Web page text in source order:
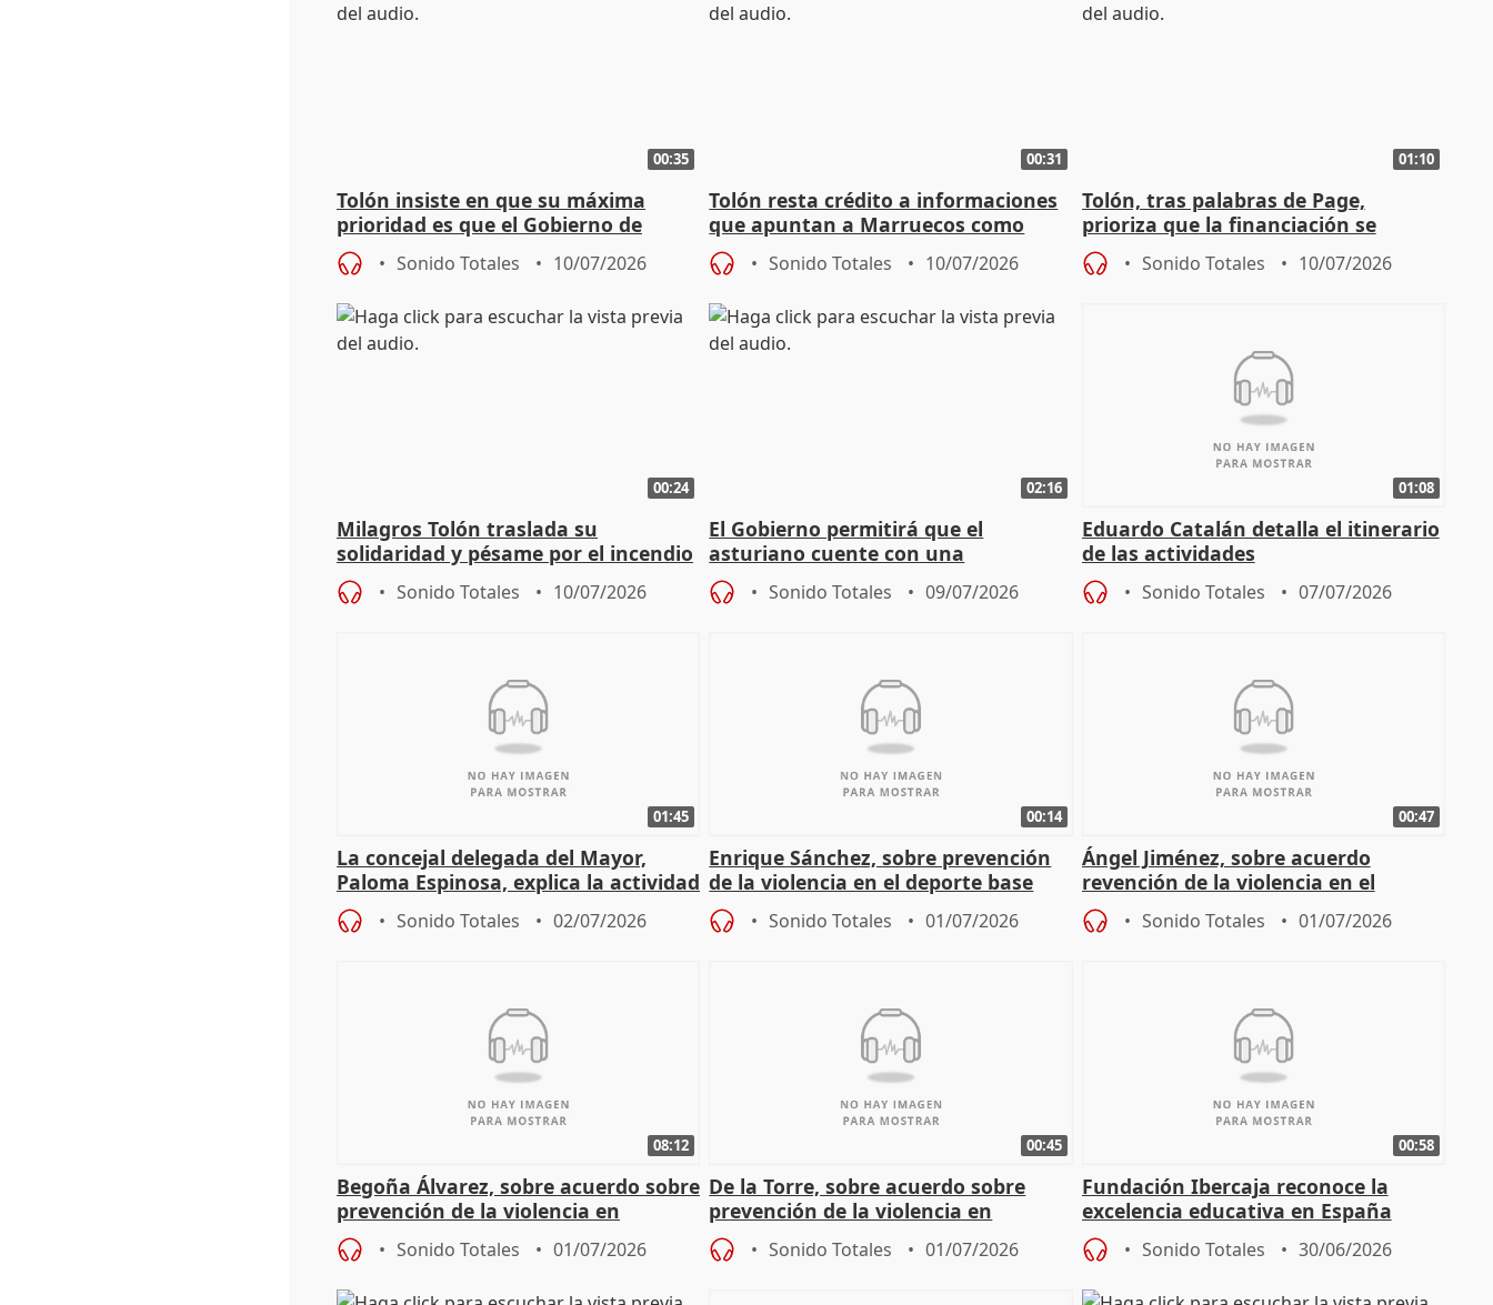
00:35
Tolón insiste en que su máxima
prioridad es que el Gobierno de
Sánchez gane próximas elecciones
Sonido Totales 10/07/2026
00:31
Tolón resta crédito a informaciones
que apuntan a Marruecos como
sede del final de Mundial 2030
Sonido Totales 10/07/2026
01:10
Tolón, tras palabras de Page,
prioriza que la financiación se
aborde "ya" en el CPFF
Sonido Totales 10/07/2026
00:24
Milagros Tolón traslada su
solidaridad y pésame por el incendio
en Almería
Sonido Totales 10/07/2026
02:16
El Gobierno permitirá que el
asturiano cuente con una
especialidad docente propia
Sonido Totales 09/07/2026
01:08
Eduardo Catalán detalla el itinerario
de las actividades
Sonido Totales 07/07/2026
01:45
La concejal delegada del Mayor,
Paloma Espinosa, explica la actividad
de gimnasia acuática
Sonido Totales 02/07/2026
00:14
Enrique Sánchez, sobre prevención
de la violencia en el deporte base
municipal
Sonido Totales 01/07/2026
00:47
Ángel Jiménez, sobre acuerdo
revención de la violencia en el
deporte base municipal
Sonido Totales 01/07/2026
08:12
Begoña Álvarez, sobre acuerdo sobre
prevención de la violencia en
deporte base
Sonido Totales 01/07/2026
00:45
De la Torre, sobre acuerdo sobre
prevención de la violencia en
deporte base
Sonido Totales 01/07/2026
00:58
Fundación Ibercaja reconoce la
excelencia educativa en España
Sonido Totales 30/06/2026